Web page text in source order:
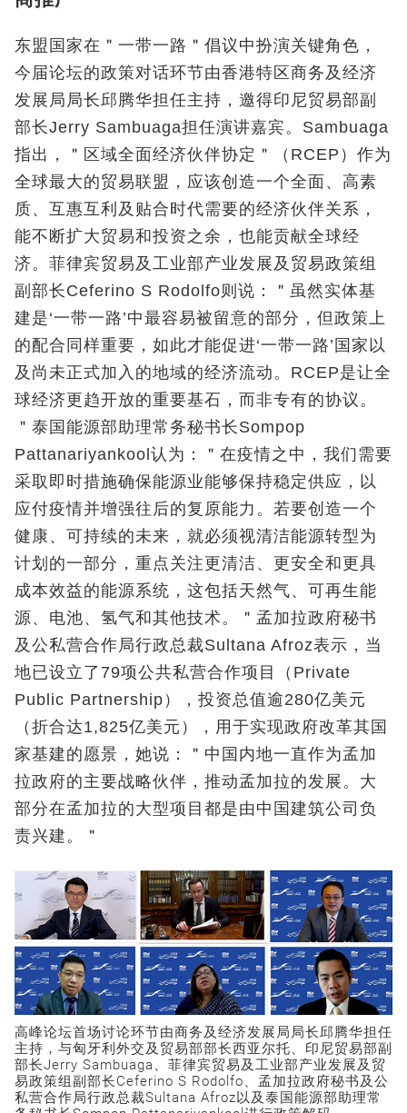
东盟国家在＂一带一路＂倡议中扮演关键角色，
今届论坛的政策对话环节由香港特区商务及经济
发展局局长邱腾华担任主持，邀得印尼贸易部副
部长Jerry Sambuaga担任演讲嘉宾。Sambuaga
指出，＂区域全面经济伙伴协定＂（RCEP）作为
全球最大的贸易联盟，应该创造一个全面、高素
质、互惠互利及贴合时代需要的经济伙伴关系，
能不断扩大贸易和投资之余，也能贡献全球经
济。菲律宾贸易及工业部产业发展及贸易政策组
副部长Ceferino S Rodolfo则说：＂虽然实体基
建是‘一带一路’中最容易被留意的部分，但政策上
的配合同样重要，如此才能促进‘一带一路’国家以
及尚未正式加入的地域的经济流动。RCEP是让全
球经济更趋开放的重要基石，而非专有的协议。
＂泰国能源部助理常务秘书长Sompop
Pattanariyankool认为：＂在疫情之中，我们需要
采取即时措施确保能源业能够保持稳定供应，以
应付疫情并增强往后的复原能力。若要创造一个
健康、可持续的未来，就必须视清洁能源转型为
计划的一部分，重点关注更清洁、更安全和更具
成本效益的能源系统，这包括天然气、可再生能
源、电池、氢气和其他技术。＂孟加拉政府秘书
及公私营合作局行政总裁Sultana Afroz表示，当
地已设立了79项公共私营合作项目（Private
Public Partnership），投资总值逾280亿美元
（折合达1,825亿美元），用于实现政府改革其国
家基建的愿景，她说：＂中国内地一直作为孟加
拉政府的主要战略伙伴，推动孟加拉的发展。大
部分在孟加拉的大型项目都是由中国建筑公司负
责兴建。＂
高峰论坛首场讨论环节由商务及经济发展局局长邱腾华担任
主持，与匈牙利外交及贸易部部长西亚尔托、印尼贸易部副
部长Jerry Sambuaga、菲律宾贸易及工业部产业发展及贸
易政策组副部长Ceferino S Rodolfo、孟加拉政府秘书及公
私营合作局行政总裁Sultana Afroz以及泰国能源部助理常